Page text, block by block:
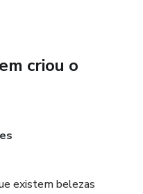
criou o
existem belezas